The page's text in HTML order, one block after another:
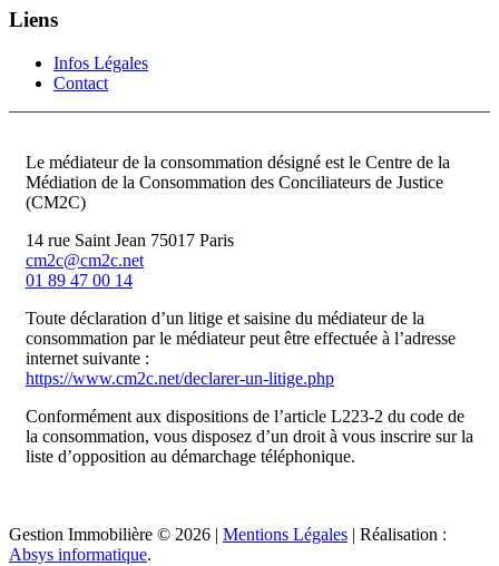
Liens
Infos Légales
Contact
Le médiateur de la consommation désigné est le Centre de la
Médiation de la Consommation des Conciliateurs de Justice
(CM2C)
14 rue Saint Jean 75017 Paris
cm2c@cm2c.net
01 89 47 00 14
Toute déclaration d’un litige et saisine du médiateur de la
consommation par le médiateur peut être effectuée à l’adresse
internet suivante :
https://www.cm2c.net/declarer-un-litige.php
Conformément aux dispositions de l’article L223-2 du code de
la consommation, vous disposez d’un droit à vous inscrire sur la
liste d’opposition au démarchage téléphonique.
Gestion Immobilière © 2026 | Mentions Légales | Réalisation :
Absys informatique.